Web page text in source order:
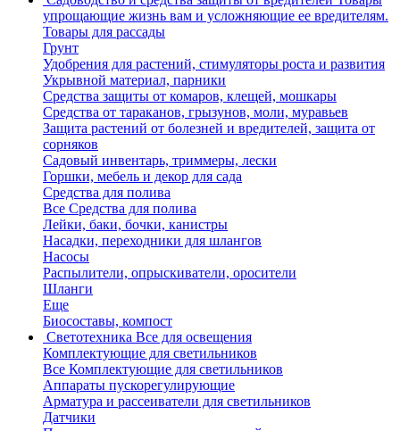
упрощающие жизнь вам и усложняющие ее вредителям.
Товары для рассады
Грунт
Удобрения для растений, стимуляторы роста и развития
Укрывной материал, парники
Средства защиты от комаров, клещей, мошкары
Средства от тараканов, грызунов, моли, муравьев
Защита растений от болезней и вредителей, защита от
сорняков
Садовый инвентарь, триммеры, лески
Горшки, мебель и декор для сада
Средства для полива
Все Средства для полива
Лейки, баки, бочки, канистры
Насадки, переходники для шлангов
Насосы
Распылители, опрыскиватели, оросители
Шланги
Еще
Биосоставы, компост
Светотехника Все для освещения
Комплектующие для светильников
Все Комплектующие для светильников
Аппараты пускорегулирующие
Арматура и рассеиватели для светильников
Датчики